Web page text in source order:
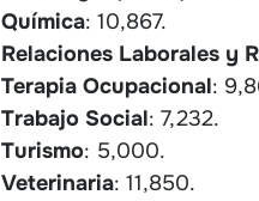
Química: 10,867.
Relaciones Laborales y
Terapia Ocupacional:
Trabajo Social: 7,232.
Turismo: 5,000.
Veterinaria: 11,850.